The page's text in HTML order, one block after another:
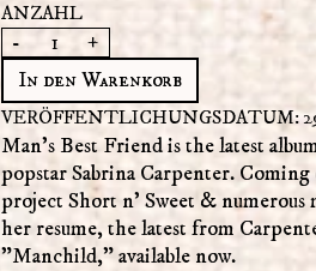
ANZAHL
- +
In den Warenkorb
VERÖFFENTLICHUNGSDATUM:
Man's Best Friend is the latest
popstar Sabrina Carpenter.
project Short n' Sweet &
her resume, the latest from
"Manchild,” available now.